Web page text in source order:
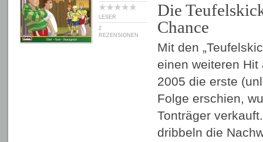
LESER
2
REZENSIONEN
Die
Chance
Mit den
einen weiteren
2005 die erste
Folge erschien,
Tonträger
dribbeln die